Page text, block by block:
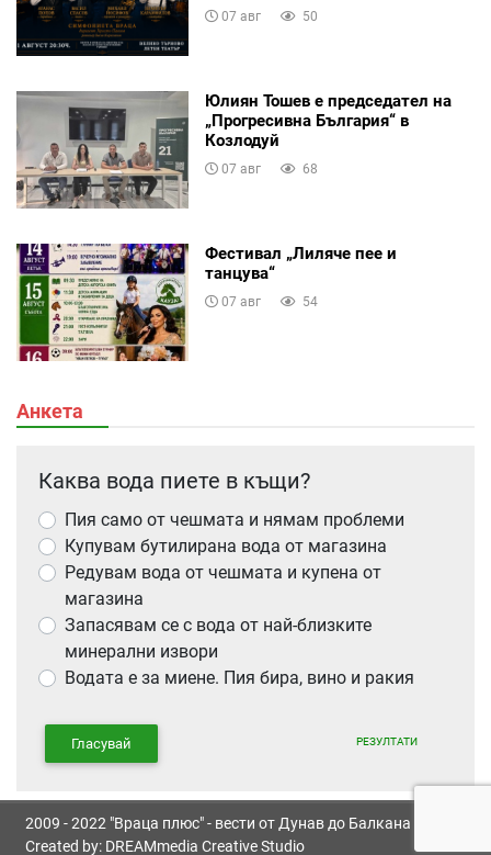
07 авг 50
Юлиян Тошев е председател на
„Прогресивна България“ в
Козлодуй
07 авг 68
Фестивал „Лиляче пее и
танцува“
07 авг 54
Анкета
Каква вода пиете в къщи?
Пия само от чешмата и нямам проблеми
Купувам бутилирана вода от магазина
Редувам вода от чешмата и купена от
магазина
Запасявам се с вода от най-близките
минерални извори
Водата е за миене. Пия бира, вино и ракия
Гласувай РЕЗУЛТАТИ
2009 - 2022 "Враца плюс" - вести от Дунав до Балкана
Created by: DREAMmedia Creative Studio